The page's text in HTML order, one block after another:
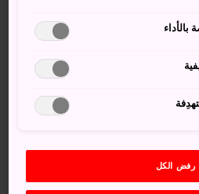
تري مع أزهار الكرز في
زورق النزهات ياكاتابون
بالأداء
رفض الكل